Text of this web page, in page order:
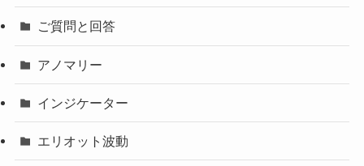
ご質問と回答
アノマリー
インジケーター
エリオット波動